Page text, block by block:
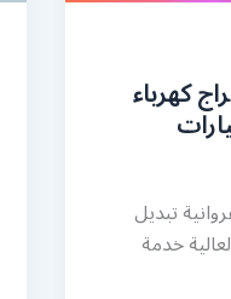
99007355 كراج كهرباء
تبديل
خدمة